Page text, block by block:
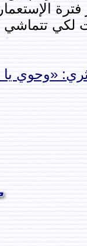
الإستعمار
لكي تتماشي
أثري: «وحوي